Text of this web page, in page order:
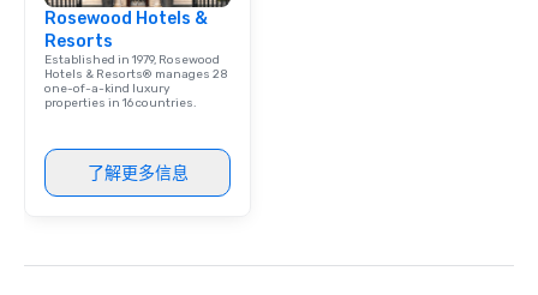
Rosewood Hotels &
Resorts
Established in 1979, Rosewood
Hotels & Resorts® manages 28
one-of-a-kind luxury
properties in 16 countries.
了解更多信息